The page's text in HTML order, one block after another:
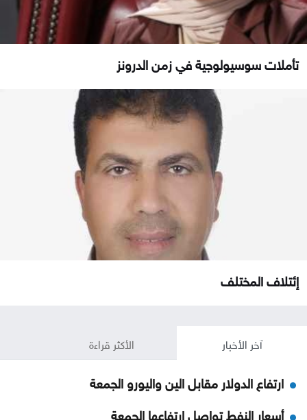
تأملات سوسيولوجية في زمن الدرونز
إئتلاف المختلف
آخر الأخبار الأكثر قراءة
ارتفاع الدولار مقابل الين واليورو الجمعة
أسعار النفط تواصل ارتفاعها الجمعة